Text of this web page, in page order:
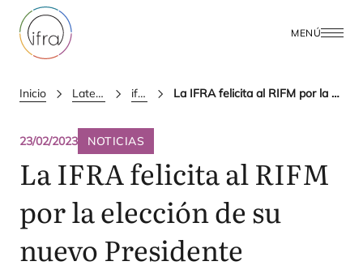
MENÚ
Inicio Latest Updates ifra news La IFRA felicita al RIFM por la elección de su nuevo Presidente
23/02/2023 NOTICIAS
LaIFRAfelicita alRIFM
por la elección de su
nuevo Presidente